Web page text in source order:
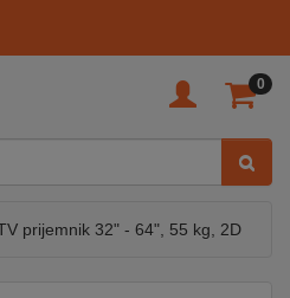
0
prijemnik 32" - 64", 55 kg, 2D